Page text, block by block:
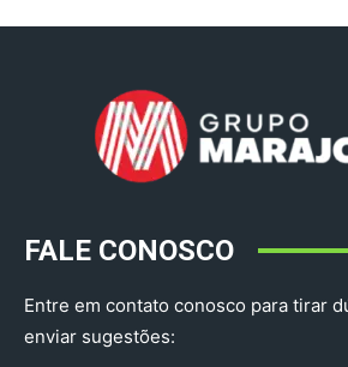
FALE CONOSCO
Entre em contato conosco para tirar
enviar sugestões: